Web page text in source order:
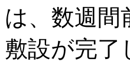
は、数週間
敷設が完